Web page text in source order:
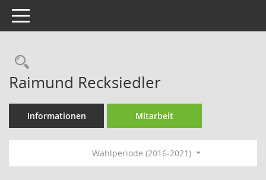
Toggle navigation
Rechercheauswahl
Raimund Recksiedler
Informationen Mitarbeit
Wahlperiode (2016-2021)